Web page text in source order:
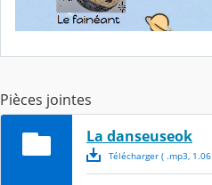
Pièces jointes
La danseuseok
Télécharger( .mp3 1.06